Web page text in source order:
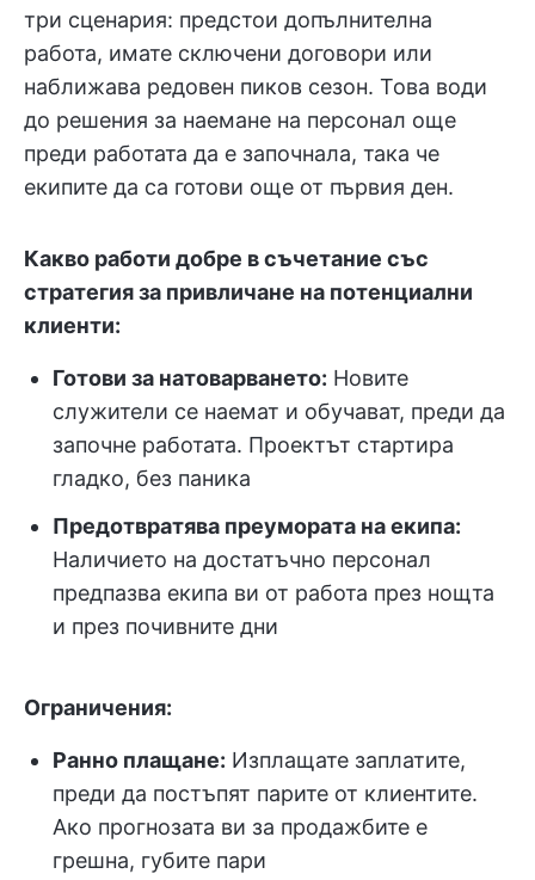
три сценария: предстои допълнителна
работа, имате сключени договори или
наближава редовен пиков сезон. Това води
до решения за наемане на персонал още
преди работата да е започнала, така че
екипите да са готови още от първия ден.
Какво работи добре в съчетание със
стратегия за привличане на потенциални
клиенти:
Готови за натоварването: Новите
служители се наемат и обучават, преди да
започне работата. Проектът стартира
гладко, без паника
Предотвратява преумората на екипа:
Наличието на достатъчно персонал
предпазва екипа ви от работа през нощта
и през почивните дни
Ограничения:
Ранно плащане: Изплащате заплатите,
преди да постъпят парите от клиентите.
Ако прогнозата ви за продажбите е
грешна, губите пари